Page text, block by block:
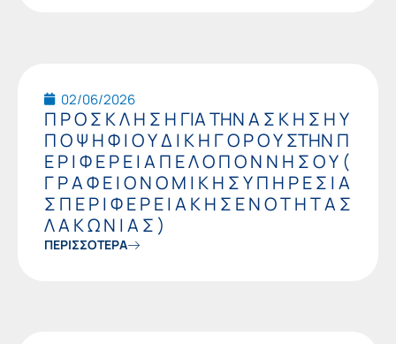
02/06/2026
Π Ρ Ο Σ Κ Λ Η Σ Η ΓΙΑ ΤΗΝ Α Σ Κ Η Σ Η Υ
Π Ο Ψ Η Φ Ι Ο Υ Δ Ι Κ Η Γ Ο Ρ Ο Υ ΣΤΗΝ Π
Ε Ρ Ι Φ Ε Ρ Ε Ι Α Π Ε Λ Ο Π Ο Ν Ν Η Σ Ο Υ (
Γ Ρ Α Φ Ε Ι Ο Ν Ο Μ Ι Κ Η Σ Υ Π Η Ρ Ε Σ Ι Α
Σ Π Ε Ρ Ι Φ Ε Ρ Ε Ι Α Κ Η Σ Ε Ν Ο Τ Η Τ Α Σ
Λ Α Κ Ω Ν Ι Α Σ )
ΠΕΡΙΣΣΟΤΕΡΑ